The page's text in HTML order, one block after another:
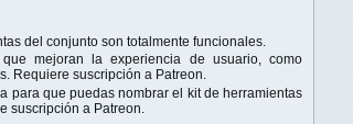
del conjunto son totalmente funcionales.
mejoran la experiencia de usuario, como
Requiere suscripción a Patreon.
para que puedas nombrar el kit de herramientas
suscripción a Patreon.